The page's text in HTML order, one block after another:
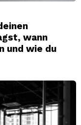
wann
und wie du